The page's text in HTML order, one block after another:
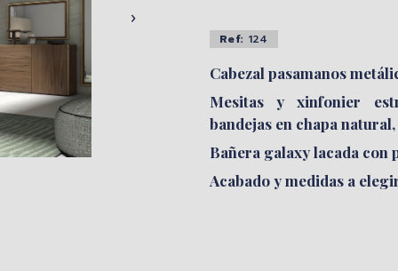
›
Ref: 124
Cabezal pasamanos
Mesitas y xinfonier
bandejas en chapa
Bañera galaxy lacada con
Acabado y medidas a